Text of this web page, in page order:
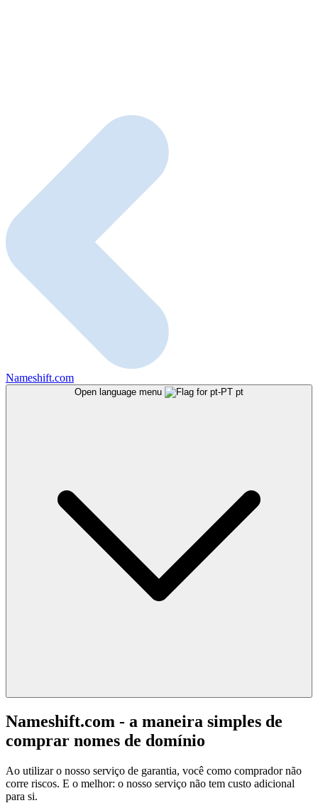
Nameshift.com
Open language menu pt
Nameshift.com - a maneira simples de
comprar nomes de domínio
Ao utilizar o nosso serviço de garantia, você como comprador não
corre riscos. E o melhor: o nosso serviço não tem custo adicional
para si.